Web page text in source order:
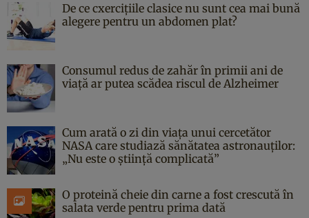
De ce cxercițiile clasice nu sunt cea mai bună
alegere pentru un abdomen plat?
Consumul redus de zahăr în primii ani de
viață ar putea scădea riscul de Alzheimer
Cum arată o zi din viața unui cercetător
NASA care studiază sănătatea astronauților:
„Nu este o știință complicată”
O proteină cheie din carne a fost crescută în
salata verde pentru prima dată